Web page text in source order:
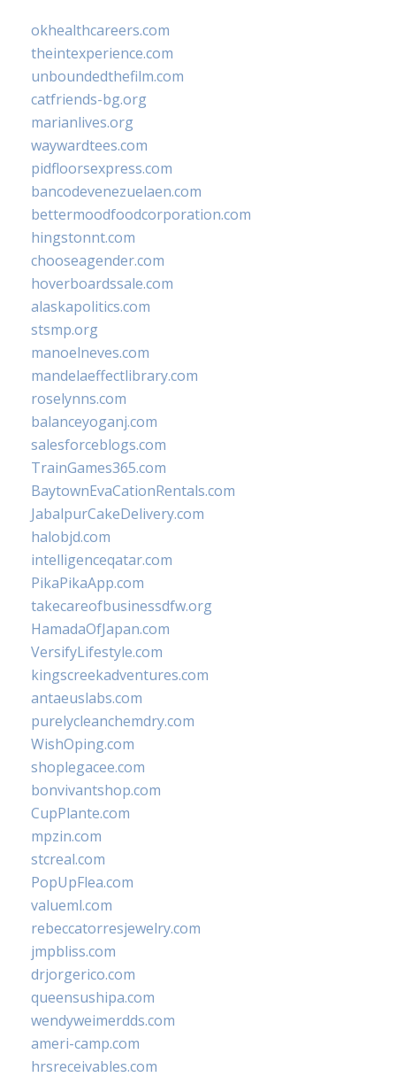
okhealthcareers.com
theintexperience.com
unboundedthefilm.com
catfriends-bg.org
marianlives.org
waywardtees.com
pidfloorsexpress.com
bancodevenezuelaen.com
bettermoodfoodcorporation.com
hingstonnt.com
chooseagender.com
hoverboardssale.com
alaskapolitics.com
stsmp.org
manoelneves.com
mandelaeffectlibrary.com
roselynns.com
balanceyoganj.com
salesforceblogs.com
TrainGames365.com
BaytownEvaCationRentals.com
JabalpurCakeDelivery.com
halobjd.com
intelligenceqatar.com
PikaPikaApp.com
takecareofbusinessdfw.org
HamadaOfJapan.com
VersifyLifestyle.com
kingscreekadventures.com
antaeuslabs.com
purelycleanchemdry.com
WishOping.com
shoplegacee.com
bonvivantshop.com
CupPlante.com
mpzin.com
stcreal.com
PopUpFlea.com
valueml.com
rebeccatorresjewelry.com
jmpbliss.com
drjorgerico.com
queensushipa.com
wendyweimerdds.com
ameri-camp.com
hrsreceivables.com